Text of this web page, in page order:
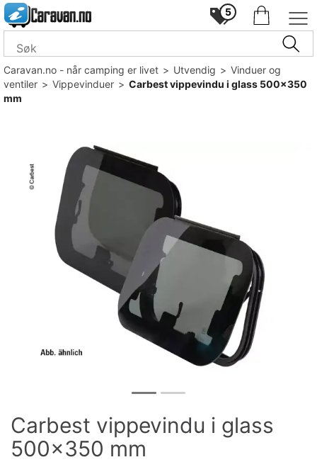
5
Caravan.no - når camping er livet>Utvendig>Vinduer og
ventiler>Vippevinduer>Carbest vippevindu i glass 500x350
mm
Carbest vippevindu i glass
500x350 mm